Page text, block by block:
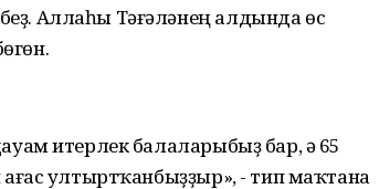
Аллаһы Тәғәләнең алдында өс
итерлек балаларыбыҙ бар, ә 65
ағас ултыртҡанбыҙҙыр», - тип маҡтана